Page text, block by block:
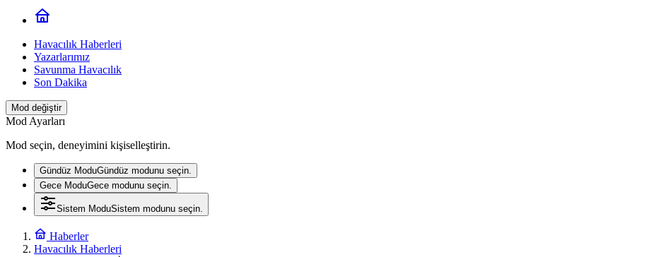
Havacılık Haberleri
Yazarlarımız
Savunma Havacılık
Son Dakika
Mod değiştir
Mod Ayarları
Mod seçin, deneyimini kişiselleştirin.
Gündüz ModuGündüz modunu seçin.
Gece ModuGece modunu seçin.
Sistem ModuSistem modunu seçin.
Haberler
Havacılık Haberleri